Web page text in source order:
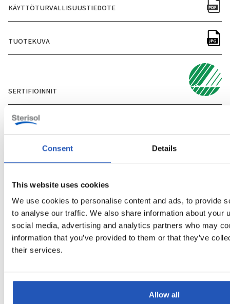
Consent Details
This website uses cookies
We use cookies to personalise content and ads, to provide
to analyse our traffic. We also share information about your
social media, advertising and analytics partners who may
information that you’ve provided to them or that they’ve
their services.
Allow all
KÄYTTÖTURVALLISUUSTIEDOTE
TUOTEKUVA
SERTIFIOINNIT
Kysymykset ja vastaukset
Kuinka usein minun pitäisi käyttää SOFT
Ihovoidetta parhaan tuloksen
saavuttamiseksi?
→
Mitä eroa on hajustetulla ja
hajustamattomalla versiolla?